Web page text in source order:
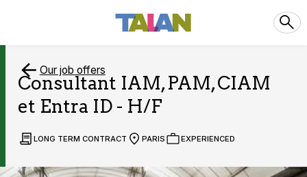
Our job offers
Consultant IAM, PAM, CIAM
et Entra ID - H/F
LONG TERM CONTRACT PARIS EXPERIENCED